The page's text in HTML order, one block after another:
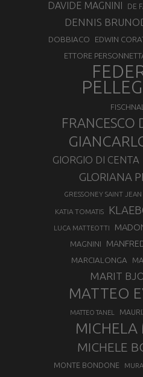
DAVIDE MAGNINI DE
DENNIS
DOBBIACO EDWIN
ETTORE
FRANCESCO
GIORGIO DI CENTA
GLORIANA
GRESSONEY SAINT JEAN
KATIA TOMATIS
LUCA MATTEOTTI
MAGNINI
MARCIALONGA
MARIT
MATTEO
MATTEO TANEL
MICHELA
MICHELE
MONTE BONDONE